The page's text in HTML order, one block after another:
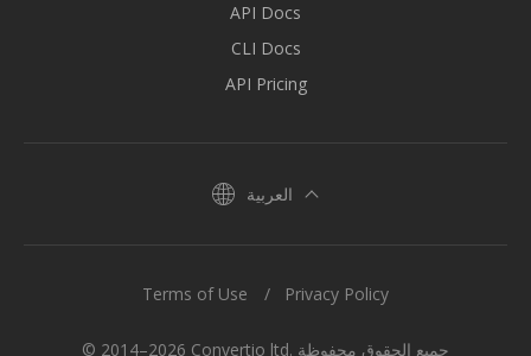
API Docs
CLI Docs
API Pricing
العربية
© 2014–2026 Convertio ltd. جميع الحقوق محفوظة
Terms of Use Privacy Policy